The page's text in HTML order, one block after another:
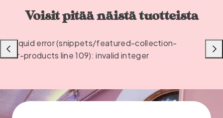
Voisit pitää näistä tuotteista
Liquid error (snippets/featured-collection-
or-products line 109): invalid integer
Liu'uta
vasemmalle